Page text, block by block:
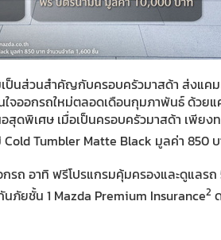
เป็นส่วนสำคัญกับครอบครัวมาสด้า ส่งแ
ใจออกรถใหม่ตลอดเดือนกุมภาพันธ์ ด้วย
สุดพิเศษ เมื่อเป็นครอบครัวมาสด้า เพียง
Tumbler Matte Black มูลค่า 850
รถ อาทิ ฟรีโปรแกรมคุ้มครองและดูแลรถ
นภัยชั้น 1 Mazda Premium Insurance2